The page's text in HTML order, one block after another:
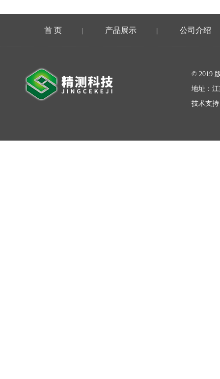
首 页 | 产品展示 | 公司介绍
© 2019
地址：
技术支